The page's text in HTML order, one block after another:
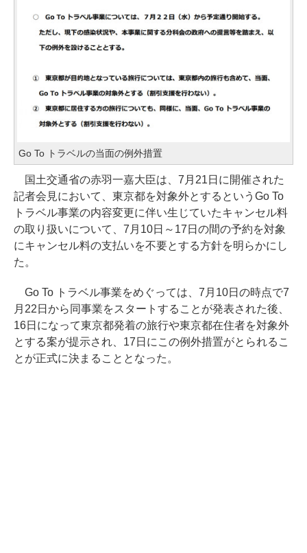
Go To トラベルの当面の例外措置
国土交通省の赤羽一嘉大臣は、7月21日に開催された
記者会見において、東京都を対象外とするというGo To
トラベル事業の内容変更に伴い生じていたキャンセル料
の取り扱いについて、7月10日～17日の間の予約を対象
にキャンセル料の支払いを不要とする方針を明らかにし
た。
Go To トラベル事業をめぐっては、7月10日の時点で7
月22日から同事業をスタートすることが発表された後、
16日になって東京都発着の旅行や東京都在住者を対象外
とする案が提示され、17日にこの例外措置がとられるこ
とが正式に決まることとなった。